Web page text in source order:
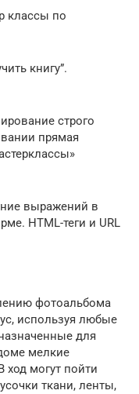
классы по
книгу”.
строго
прямая
выражений в
HTML-теги и URL
фотоальбома
используя любые
для
мелкие
могут пойти
ткани, ленты,